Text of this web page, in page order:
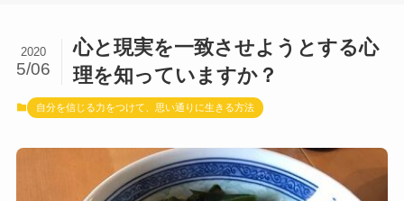
心と現実を一致させようとする心
理を知っていますか？
2020
5/06
自分を信じる力をつけて、思い通りに生きる方法